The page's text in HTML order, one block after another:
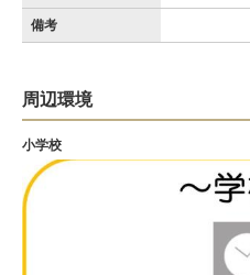
備考
周辺環境
小学校